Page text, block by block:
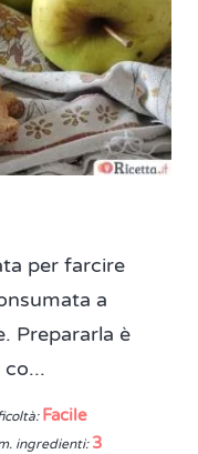
per farcire
a
Prepararla è
Facile
ingredienti: 3